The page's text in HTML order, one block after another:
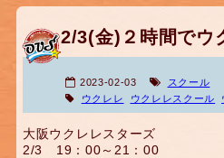
2/3(金)２時間でウ
2023-02-03
スクール
ウクレレ
ウクレレスクール
大阪ウクレレスターズ
2/3 19：00～21：00